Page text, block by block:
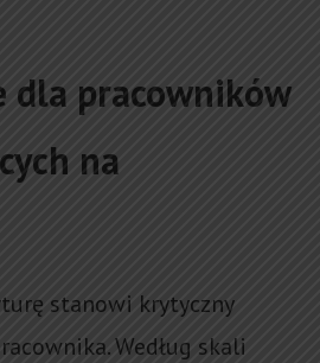
dla pracowników
na
stanowi krytyczny
Według skali